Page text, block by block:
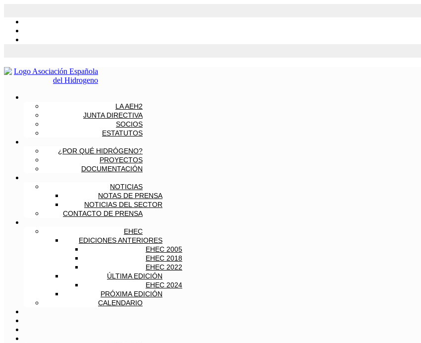
LA AEH2
JUNTA DIRECTIVA
SOCIOS
ESTATUTOS
¿POR QUÉ HIDRÓGENO?
PROYECTOS
DOCUMENTACIÓN
NOTICIAS
NOTAS DE PRENSA
NOTICIAS DEL SECTOR
CONTACTO DE PRENSA
EHEC
EDICIONES ANTERIORES
EHEC 2005
EHEC 2018
EHEC 2022
ÚLTIMA EDICIÓN
EHEC 2024
PRÓXIMA EDICIÓN
CALENDARIO